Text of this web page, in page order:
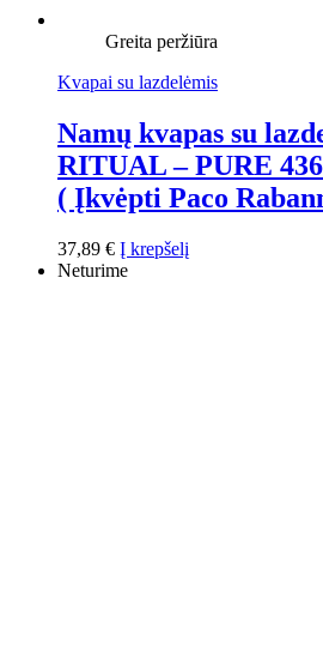
Greita peržiūra
Kvapai su lazdelėmis
Namų kvapas su
RITUAL – PURE
( Įkvėpti Paco
37,89 € Į krepšelį
Neturime